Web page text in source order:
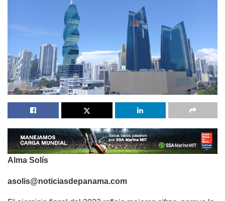
Alma Solís
asolis@noticiasdepanama.com